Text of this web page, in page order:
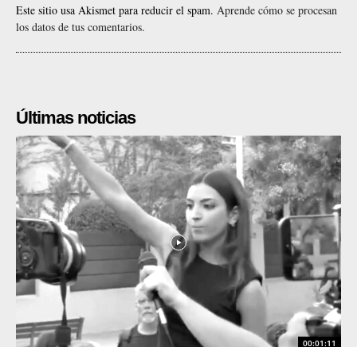
Este sitio usa Akismet para reducir el spam. Aprende cómo se procesan
los datos de tus comentarios.
Últimas noticias
00:01:11